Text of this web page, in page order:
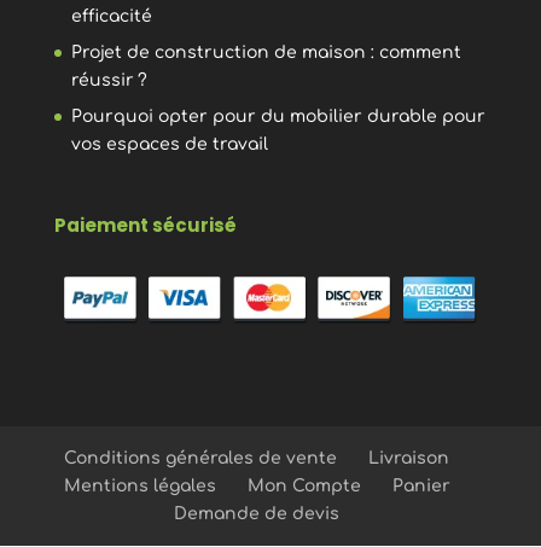
efficacité
Projet de construction de maison : comment
réussir ?
Pourquoi opter pour du mobilier durable pour
vos espaces de travail
Paiement sécurisé
Conditions générales de vente
Livraison
Mentions légales
Mon Compte
Panier
Demande de devis